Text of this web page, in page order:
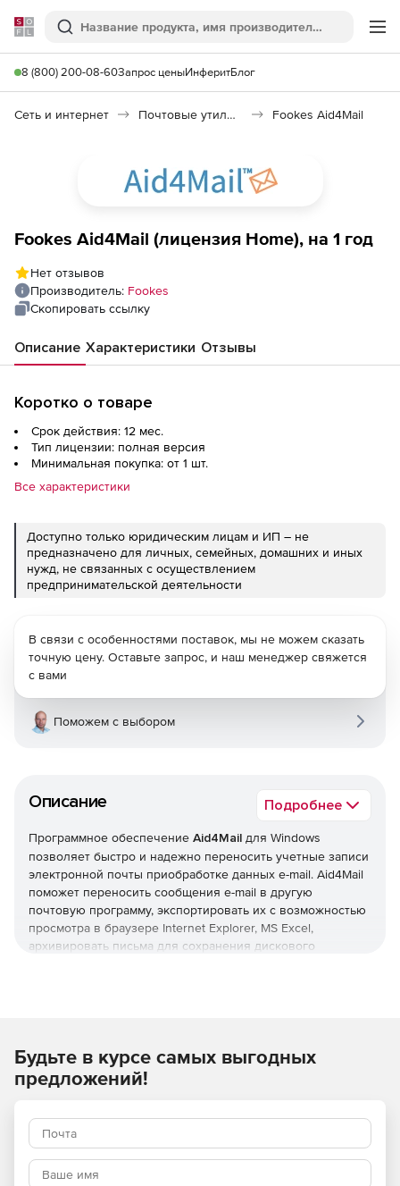
Softline
Поиск
8 (800) 200-08-60Запрос ценыИнферитБлог
Сеть и интернет Почтовые утилиты Fookes Aid4Mail
Fookes Aid4Mail (лицензия Home), на 1 год
Нет отзывов
Производитель: Fookes
Скопировать ссылку
Описание Характеристики Отзывы
Коротко о товаре
Срок действия: 12 мес.
Тип лицензии: полная версия
Минимальная покупка: от 1 шт.
Все характеристики
Доступно только юридическим лицам и ИП – не
предназначено для личных, семейных, домашних и иных
нужд, не связанных с осуществлением
предпринимательской деятельности
Описание Подробнее
Программное обеспечение Aid4Mail для Windows
позволяет быстро и надежно переносить учетные записи
электронной почты приобработке данных e-mail. Aid4Mail
поможет переносить сообщения e-mail в другую
почтовую программу, экспортировать их с возможностью
просмотра в браузере Internet Explorer, MS Excel,
архивировать письма для сохранения дискового
В отличие от других средств миграции, Aid4Mail способен
также экспортировать статус сообщений, например,
«непрочитанное» и «прочитанное». Aid4Mail поддерживает
webmail-сервисы и удаленные аккаунты через IMAP.
Aid4Mail предоставляет на выбор два варианта: экспорт
электронной почты в один общий почтовый файл или все
В связи с особенностями поставок, мы не можем сказать
точную цену. Оставьте запрос, и наш менеджер свяжется
с вами
Поможем с выбором
Будьте в курсе самых выгодных
предложений!